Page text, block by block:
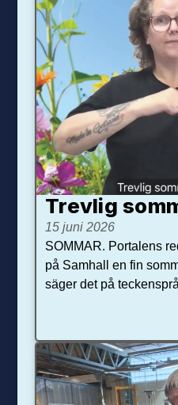
Trevlig
15 juni 2026
SOMMAR. Portalens
på Samhall en fin
säger det på